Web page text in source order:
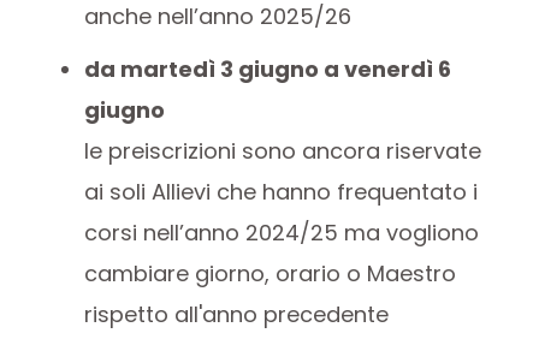
anche nell’anno 2025/26
da martedì 3 giugno a venerdì 6
giugno
le preiscrizioni sono ancora riservate
ai soli Allievi che hanno frequentato i
corsi nell’anno 2024/25 ma vogliono
cambiare giorno, orario o Maestro
rispetto all'anno precedente